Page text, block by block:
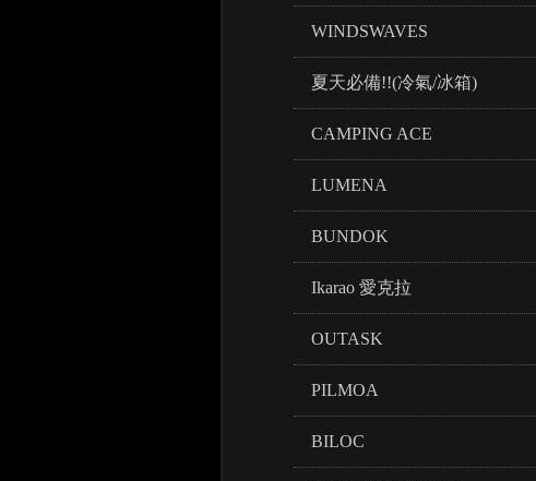
WINDSWAVES
夏天必備!!(冷氣/冰箱)
CAMPING ACE
LUMENA
BUNDOK
Ikarao 愛克拉
OUTASK
PILMOA
BILOC